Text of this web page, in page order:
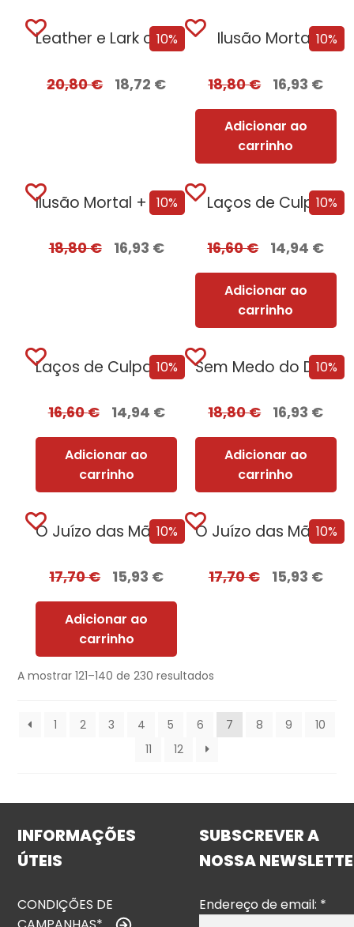
10%
Leather e Lark com EDGES
20,80€ 18,72 €
10%
Ilusão Mortal
18,80€ 16,93 €
Adicionar ao
carrinho
10%
Ilusão Mortal + Oferta Tentação
18,80€ 16,93 €
10%
Laços de Culpa
16,60€ 14,94 €
Adicionar ao
carrinho
10%
Laços de Culpa + Oferta Ao Pôr do Sol
16,60€ 14,94 €
Adicionar ao
carrinho
10%
Sem Medo do Destino [Nova Edição]
18,80€ 16,93 €
Adicionar ao
carrinho
10%
O Juízo das Mãos – Volume 2 | O Dragão Serpente
17,70€ 15,93 €
Adicionar ao
carrinho
10%
O Juízo das Mãos – Volume 2 | O Dragão Serpente + Oferta Fundação
17,70€ 15,93 €
A mostrar 121–140 de 230 resultados
1 2 3 4 5 6 7 8 9
10
11
12
INFORMAÇÕES
ÚTEIS
CONDIÇÕES DE
SUBSCREVER A
NOSSA
Endereço de email: *